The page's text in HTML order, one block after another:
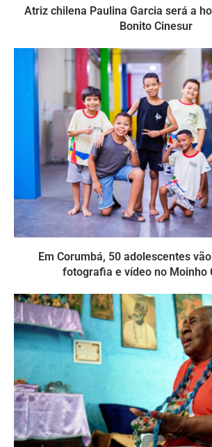
Atriz chilena Paulina Garcia será a
Bonito Cinesur
Em Corumbá, 50 adolescentes
fotografia e vídeo no Moinho